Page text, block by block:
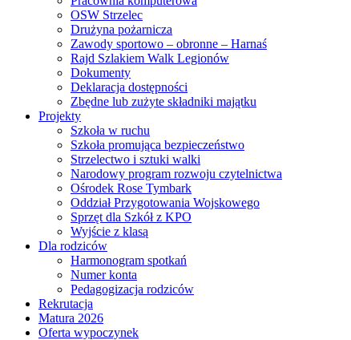
OSW Strzelec
Drużyna pożarnicza
Zawody sportowo – obronne – Harnaś
Rajd Szlakiem Walk Legionów
Dokumenty
Deklaracja dostępności
Zbędne lub zużyte składniki majątku
Projekty
Szkoła w ruchu
Szkoła promująca bezpieczeństwo
Strzelectwo i sztuki walki
Narodowy program rozwoju czytelnictwa
Ośrodek Rose Tymbark
Oddział Przygotowania Wojskowego
Sprzęt dla Szkół z KPO
Wyjście z klasą
Dla rodziców
Harmonogram spotkań
Numer konta
Pedagogizacja rodziców
Rekrutacja
Matura 2026
Oferta wypoczynek